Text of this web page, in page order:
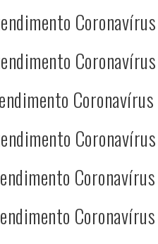
Coronavírus
Coronavírus
Coronavírus
Coronavírus
Coronavírus
Coronavírus